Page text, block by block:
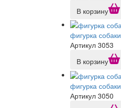
В корзину
фигурка
Артикул 3053
В корзину
фигурка
Артикул 3050